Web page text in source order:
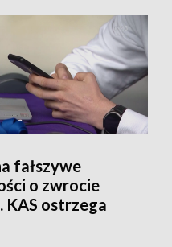
fałszywe
o zwrocie
KAS ostrzega